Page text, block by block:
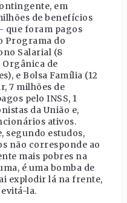
em
de benefícios
que foram pagos
Programa do
Salarial (8
Orgânica de
e Bolsa Família (12
7 milhões de
pelo INSS, 1
da União e,
ativos.
segundo estudos,
não corresponde ao
mais pobres na
é uma bomba de
explodir lá na frente,
la.